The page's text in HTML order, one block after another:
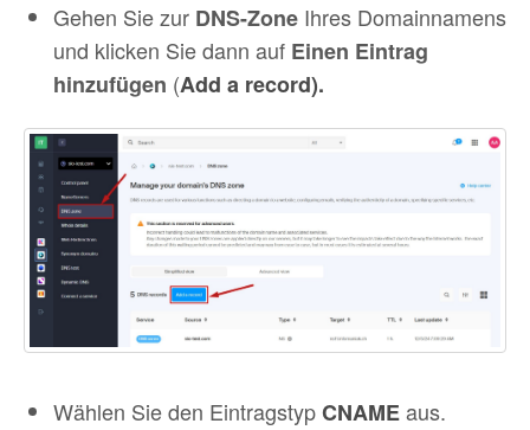
Gehen Sie zur DNS-Zone Ihres Domainnamens
und klicken Sie dann auf Einen Eintrag
hinzufügen (Add a record).
Wählen Sie den EintragstypCNAMEaus.